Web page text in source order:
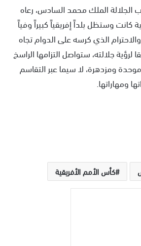
الجلالة الملك محمد السادس، رعاه
كانت وستظل بلداً إفريقياً كبيراً وفياً
الذي كرسه على الدوام تجاه
لرؤية جلالته، ستواصل التزامها الراسخ
موحدة ومزدهرة، لا سيما عبر التقاسم
ومهاراتها.
كأس الأمم الأفريقية